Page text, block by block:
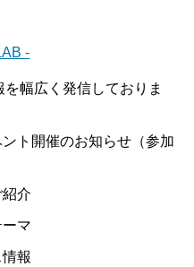
-
幅広く発信しておりま
ト開催のお知らせ（参加
介
マ
報